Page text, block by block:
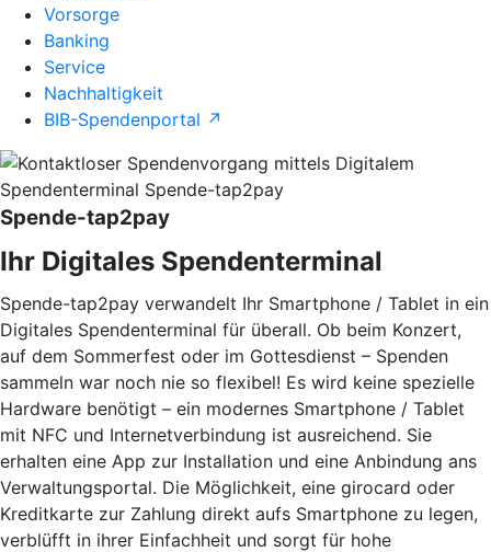
Vorsorge
Banking
Service
Nachhaltigkeit
BIB-Spendenportal ↗
Spende-tap2pay
Ihr Digitales Spendenterminal
Spende-tap2pay verwandelt Ihr Smartphone / Tablet in ein
Digitales Spendenterminal für überall. Ob beim Konzert,
auf dem Sommerfest oder im Gottesdienst – Spenden
sammeln war noch nie so flexibel! Es wird keine spezielle
Hardware benötigt – ein modernes Smartphone / Tablet
mit NFC und Internetverbindung ist ausreichend. Sie
erhalten eine App zur Installation und eine Anbindung ans
Verwaltungsportal. Die Möglichkeit, eine girocard oder
Kreditkarte zur Zahlung direkt aufs Smartphone zu legen,
verblüfft in ihrer Einfachheit und sorgt für hohe